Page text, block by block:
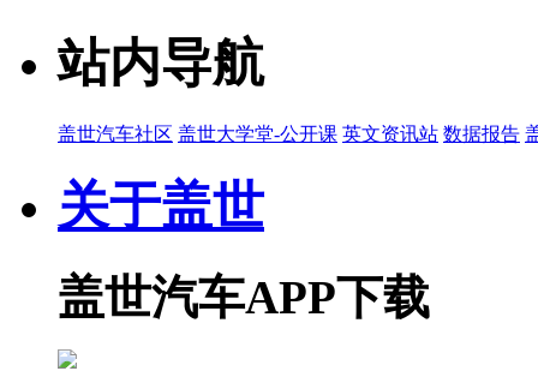
站内导航
盖世汽车社区 盖世大学堂-公开课 英文资讯站 数据报告
关于盖世
盖世汽车APP下载